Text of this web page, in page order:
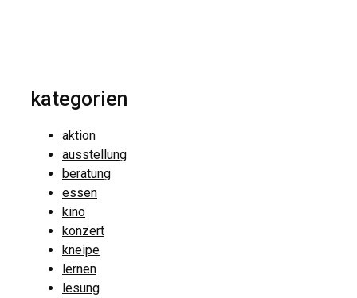
kategorien
aktion
ausstellung
beratung
essen
kino
konzert
kneipe
lernen
lesung